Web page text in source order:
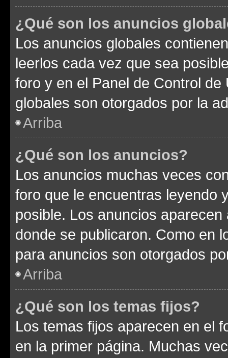
¿Qué son los anuncios
Los anuncios globales
leerlos cada vez que sea
foro y en el Panel de Control
globales son otorgados por la
Arriba
¿Qué son los anuncios?
Los anuncios muchas veces
foro que le encuentras leyendo
posible. Los anuncios
donde se publicaron. Como en
para anuncios son otorgados
Arriba
¿Qué son los temas fijos?
Los temas fijos aparecen en el
en la primer página. Muchas